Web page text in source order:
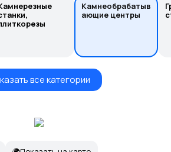
Камнеобрабатыв
ающие центры
все категории